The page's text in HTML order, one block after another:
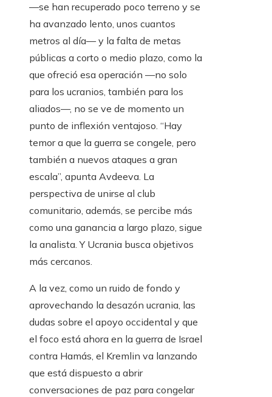
—se han recuperado poco terreno y se
ha avanzado lento, unos cuantos
metros al día— y la falta de metas
públicas a corto o medio plazo, como la
que ofreció esa operación —no solo
para los ucranios, también para los
aliados—, no se ve de momento un
punto de inflexión ventajoso. “Hay
temor a que la guerra se congele, pero
también a nuevos ataques a gran
escala”, apunta Avdeeva. La
perspectiva de unirse al club
comunitario, además, se percibe más
como una ganancia a largo plazo, sigue
la analista. Y Ucrania busca objetivos
más cercanos.
A la vez, como un ruido de fondo y
aprovechando la desazón ucrania, las
dudas sobre el apoyo occidental y que
el foco está ahora en la guerra de Israel
contra Hamás, el Kremlin va lanzando
que está dispuesto a abrir
conversaciones de paz para congelar